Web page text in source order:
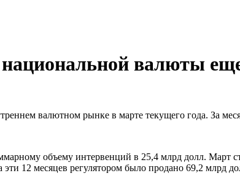
валюты
валютном рынке в марте текущего года. За
объему интервенций в 25,4 млрд долл.
12 месяцев регулятором было продано 69,2 млрд